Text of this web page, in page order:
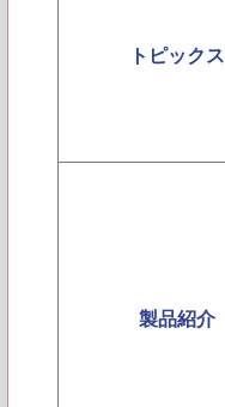
トピックス
製品紹介